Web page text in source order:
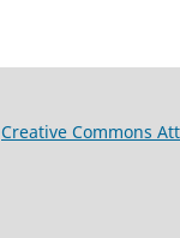
Creative Commons